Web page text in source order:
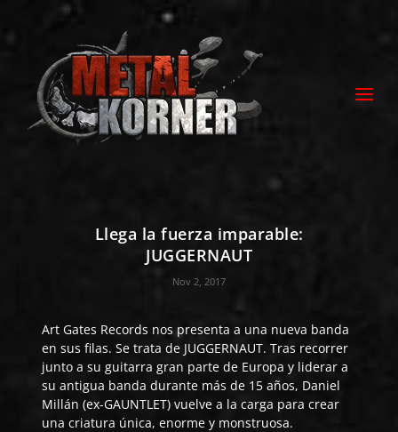
Llega la fuerza imparable:
JUGGERNAUT
Nov 2, 2017
Art Gates Records nos presenta a una nueva banda
en sus filas. Se trata de JUGGERNAUT. Tras recorrer
junto a su guitarra gran parte de Europa y liderar a
su antigua banda durante más de 15 años, Daniel
Millán (ex-GAUNTLET) vuelve a la carga para crear
una criatura única, enorme y monstruosa.